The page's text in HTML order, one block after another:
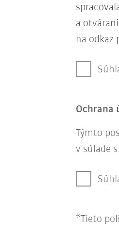
a
na odkaz
Ochrana
Týmto
v súlade s
*Tieto